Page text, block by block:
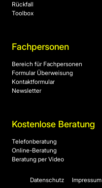
Rückfall
Toolbox
Fachpersonen
Bereich für Fachpersonen
Formular Überweisung
Kontaktformular
Newsletter
Kostenlose Beratung
Telefonberatung
Online-Beratung
Beratung per Video
Datenschutz Impressum